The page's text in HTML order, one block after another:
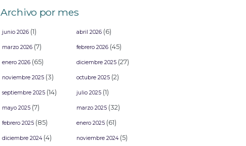
artistas que estarían en “Lanao, un viaje por el tiempo”
Archivo por mes
junio 2026 (1) abril 2026 (6)
marzo 2026 (7) febrero 2026 (45)
enero 2026 (65) diciembre 2025 (27)
noviembre 2025 (3) octubre 2025 (2)
septiembre 2025 (14) julio 2025 (1)
mayo 2025 (7) marzo 2025 (32)
febrero 2025 (85) enero 2025 (61)
diciembre 2024(4) noviembre 2024(5)